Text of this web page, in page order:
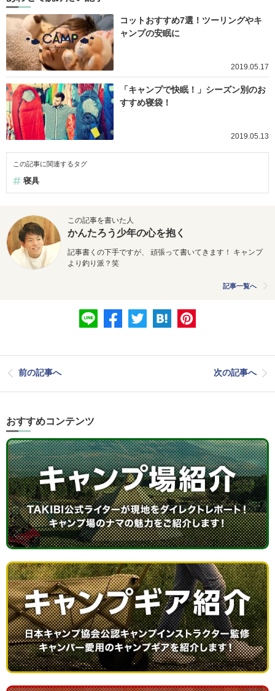
コットおすすめ7選！ツーリングやキ
ャンプの安眠に
2019.05.17
「キャンプで快眠！」シーズン別のお
すすめ寝袋！
2019.05.13
この記事に関連するタグ
寝具
この記事を書いた人
かんたろう少年の心を抱く
記事書くの下手ですが、 頑張って書いてきます！ キャンプ
より釣り派？笑
記事一覧へ
前の記事へ 次の記事へ
おすすめコンテンツ